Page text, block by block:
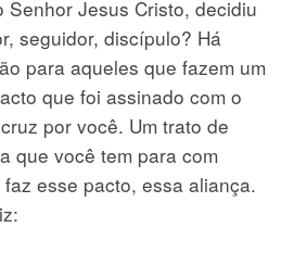
Jesus Cristo, decidiu
seguidor, discípulo? Há
para aqueles que fazem um
que foi assinado com o
por você. Um trato de
que você tem para com
esse pacto, essa aliança.